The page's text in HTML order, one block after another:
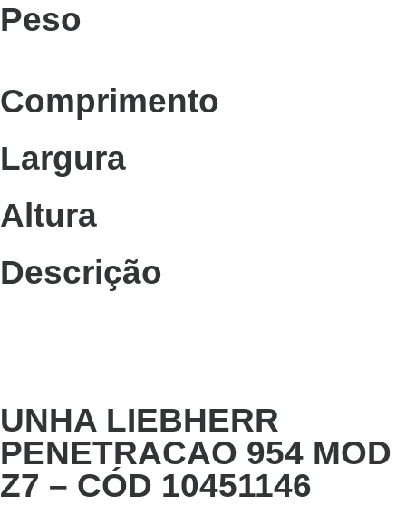
Peso
Comprimento
Largura
Altura
Descrição
UNHA LIEBHERR
PENETRACAO 954 MOD
Z7 – CÓD 10451146